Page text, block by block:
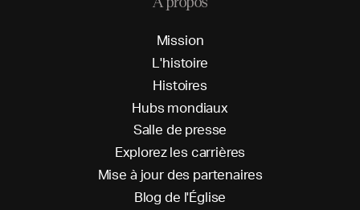
Mission
L'histoire
Histoires
Hubs mondiaux
Salle de presse
Explorez les carrières
Mise à jourdes partenaires
Blog de l'Église